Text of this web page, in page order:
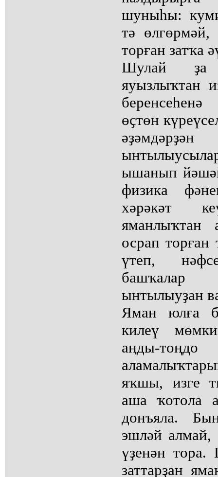
шуныһы:
тә
торған затҡа
Шулай ҙа
яуызлыҡтан
өҫтөн
ышанып
физика
хәрәкәт
осрап
үтеп,
башҡалар
ынтылыуҙан
Яман юлға
килеү
аңды-тоңдо
яҡшы, изге
аша ҡотола
донъяла.
эшләй
үҙенән
заттарҙан